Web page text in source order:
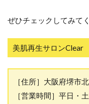
ぜひチェックしてみて
美肌再生サロンClear
［住所］大阪府堺市
［営業時間］平日